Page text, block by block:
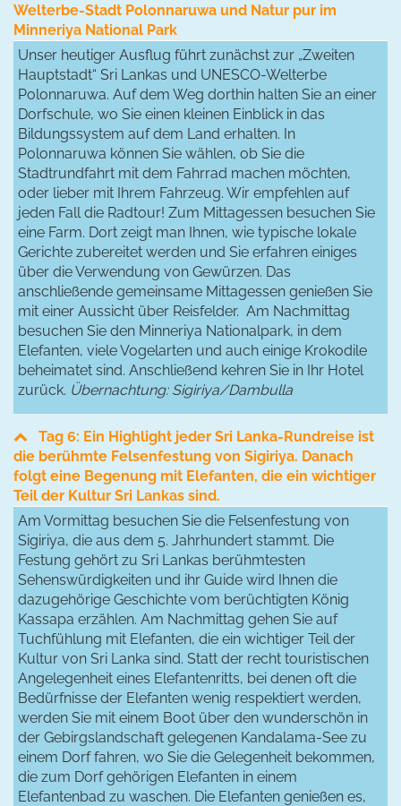
Welterbe-Stadt Polonnaruwa und Natur pur im
Minneriya National Park
Unser heutiger Ausflug führt zunächst zur „Zweiten
Hauptstadt“ Sri Lankas und UNESCO-Welterbe
Polonnaruwa. Auf dem Weg dorthin halten Sie an einer
Dorfschule, wo Sie einen kleinen Einblick in das
Bildungssystem auf dem Land erhalten. In
Polonnaruwa können Sie wählen, ob Sie die
Stadtrundfahrt mit dem Fahrrad machen möchten,
oder lieber mit Ihrem Fahrzeug. Wir empfehlen auf
jeden Fall die Radtour! Zum Mittagessen besuchen Sie
eine Farm. Dort zeigt man Ihnen, wie typische lokale
Gerichte zubereitet werden und Sie erfahren einiges
über die Verwendung von Gewürzen. Das
anschließende gemeinsame Mittagessen genießen Sie
mit einer Aussicht über Reisfelder. Am Nachmittag
besuchen Sie den Minneriya Nationalpark, in dem
Elefanten, viele Vogelarten und auch einige Krokodile
beheimatet sind. Anschließend kehren Sie in Ihr Hotel
zurück. Übernachtung: Sigiriya/Dambulla
Tag 6: Ein Highlight jeder Sri Lanka-Rundreise ist
die berühmte Felsenfestung von Sigiriya. Danach
folgt eine Begenung mit Elefanten, die ein wichtiger
Teil der Kultur Sri Lankas sind.
Am Vormittag besuchen Sie die Felsenfestung von
Sigiriya, die aus dem 5. Jahrhundert stammt. Die
Festung gehört zu Sri Lankas berühmtesten
Sehenswürdigkeiten und ihr Guide wird Ihnen die
dazugehörige Geschichte vom berüchtigten König
Kassapa erzählen. Am Nachmittag gehen Sie auf
Tuchfühlung mit Elefanten, die ein wichtiger Teil der
Kultur von Sri Lanka sind. Statt der recht touristischen
Angelegenheit eines Elefantenritts, bei denen oft die
Bedürfnisse der Elefanten wenig respektiert werden,
werden Sie mit einem Boot über den wunderschön in
der Gebirgslandschaft gelegenen Kandalama-See zu
einem Dorf fahren, wo Sie die Gelegenheit bekommen,
die zum Dorf gehörigen Elefanten in einem
Elefantenbad zu waschen. Die Elefanten genießen es,